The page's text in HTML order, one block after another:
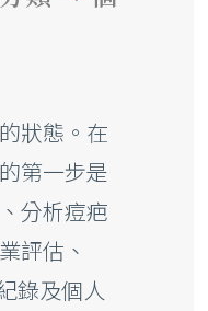
狀態。在
第一步是
分析痘疤
評估、
錄及個人